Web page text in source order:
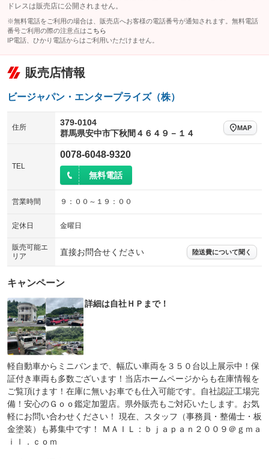
ドレスは販売店に公開されません。
※無料電話をご利用の場合は、販売店へお客様の電話番号が通知されます。無料電話
番号ご利用の際の注意点は こちら
IP電話、ひかり電話からはご利用いただけません。
販売店情報
ビージャパン・エンタープライズ（株）
住所
379-0104
群馬県安中市下秋間４６４９－１４
MAP
TEL
0078-6048-9320
無料電話
営業時間 ９：００～１９：００
定休日 金曜日
販売可能エ
リア
直接お問合せください 陸送費について聞く
キャンペーン
詳細は自社ＨＰまで！
軽自動車からミニバンまで、幅広い車両を３５０台以上展示中！保
証付き車両も多数ございます！当店ホームページからも在庫情報を
ご覧頂けます！在庫に無いお車でも仕入可能です。自社認証工場完
備！安心のＧｏｏ鑑定加盟店。県外販売もご対応いたします。お気
軽にお問い合わせください！ 現在、スタッフ（事務員・整備士・板
金塗装）も募集中です！ ＭＡＩＬ：ｂｊａｐａｎ２００９＠ｇｍａ
ｉｌ．ｃｏｍ